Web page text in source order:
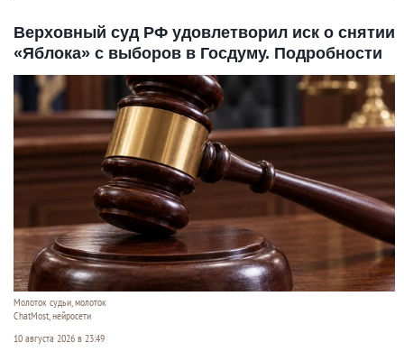
Верховный суд РФ удовлетворил иск о снятии
«Яблока» с выборов в Госдуму. Подробности
Молоток судьи, молоток
ChatMost, нейросети
10 августа 2026 в 23:49